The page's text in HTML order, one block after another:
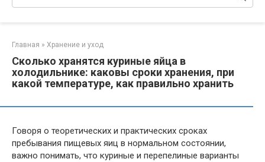
Главная » Хранение и уход
Сколько хранятся куриные яйца в
холодильнике: каковы сроки хранения, при
какой температуре, как правильно хранить
Говоря о теоретических и практических сроках
пребывания пищевых яиц в нормальном состоянии,
важно понимать, что куриные и перепелиные варианты